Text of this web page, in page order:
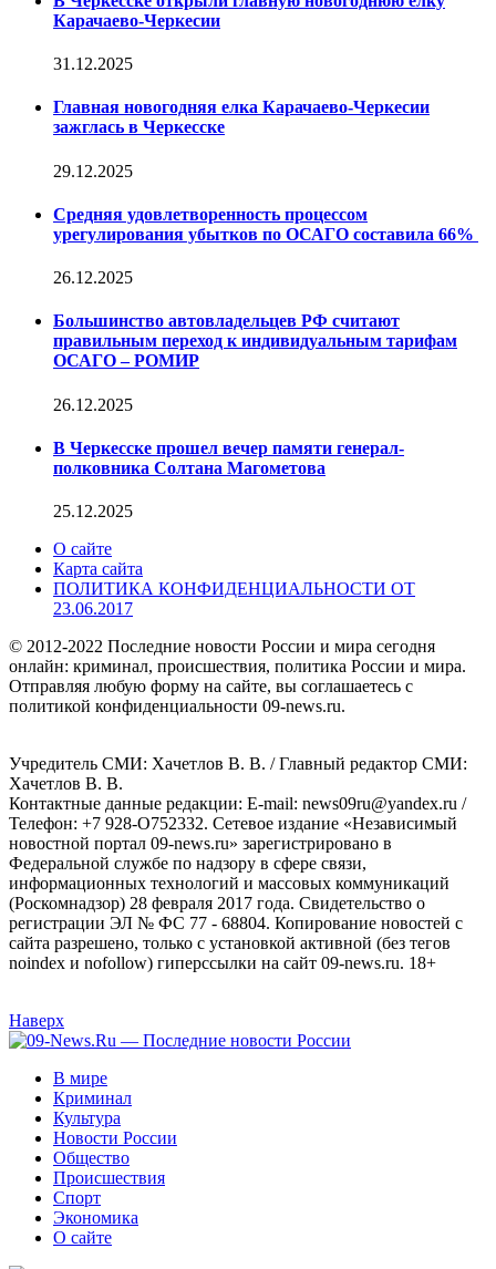
Карачаево-Черкесии
31.12.2025
Главная новогодняя елка Карачаево-Черкесии
зажглась в Черкесске
29.12.2025
Средняя удовлетворенность процессом
урегулирования убытков по ОСАГО составила 66%
26.12.2025
Большинство автовладельцев РФ считают
правильным переход к индивидуальным тарифам
ОСАГО – РОМИР
26.12.2025
В Черкесске прошел вечер памяти генерал-
полковника Солтана Магометова
25.12.2025
О сайте
Карта сайта
ПОЛИТИКА КОНФИДЕНЦИАЛЬНОСТИ ОТ
23.06.2017
© 2012-2022 Последние новости России и мира сегодня
онлайн: криминал, происшествия, политика России и мира.
Отправляя любую форму на сайте, вы соглашаетесь с
политикой конфиденциальности 09-news.ru.
Учредитель СМИ: Хaчeтлoв B. B. / Главный редактор СМИ:
Хaчeтлoв B. B.
Контактные данные редакции: E-mail: news09ru@yandex.ru /
Телефон: +7 928-O752332. Сетевое издание «Независимый
новостной портал 09-news.ru» зарегистрировано в
Федеральной службе по надзору в сфере связи,
информационных технологий и массовых коммуникаций
(Роскомнадзор) 28 февраля 2017 года. Свидетельство о
регистрации ЭЛ № ФС 77 - 68804. Копирование новостей с
сайта разрешено, только с установкой активной (без тегов
noindex и nofollow) гиперссылки на сайт 09-news.ru. 18+
Наверх
В мире
Криминал
Культура
Новости России
Общество
Происшествия
Спорт
Экономика
О сайте